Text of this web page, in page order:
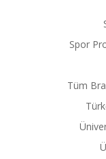
Spor
Tüm